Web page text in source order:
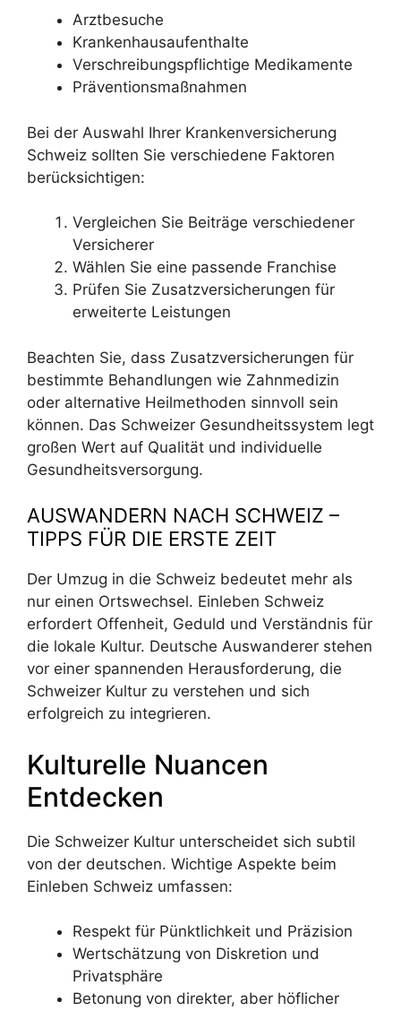
Arztbesuche
Krankenhausaufenthalte
Verschreibungspflichtige Medikamente
Präventionsmaßnahmen
Bei der Auswahl Ihrer Krankenversicherung
Schweiz sollten Sie verschiedene Faktoren
berücksichtigen:
Vergleichen Sie Beiträge verschiedener
Versicherer
Wählen Sie eine passende Franchise
Prüfen Sie Zusatzversicherungen für
erweiterte Leistungen
Beachten Sie, dass Zusatzversicherungen für
bestimmte Behandlungen wie Zahnmedizin
oder alternative Heilmethoden sinnvoll sein
können. Das Schweizer Gesundheitssystem legt
großen Wert auf Qualität und individuelle
Gesundheitsversorgung.
AUSWANDERN NACH SCHWEIZ –
TIPPS FÜR DIE ERSTE ZEIT
Der Umzug in die Schweiz bedeutet mehr als
nur einen Ortswechsel. Einleben Schweiz
erfordert Offenheit, Geduld und Verständnis für
die lokale Kultur. Deutsche Auswanderer stehen
vor einer spannenden Herausforderung, die
Schweizer Kultur zu verstehen und sich
erfolgreich zu integrieren.
Kulturelle Nuancen
Entdecken
Die Schweizer Kultur unterscheidet sich subtil
von der deutschen. Wichtige Aspekte beim
Einleben Schweiz umfassen:
Respekt für Pünktlichkeit und Präzision
Wertschätzung von Diskretion und
Privatsphäre
Betonung von direkter, aber höflicher